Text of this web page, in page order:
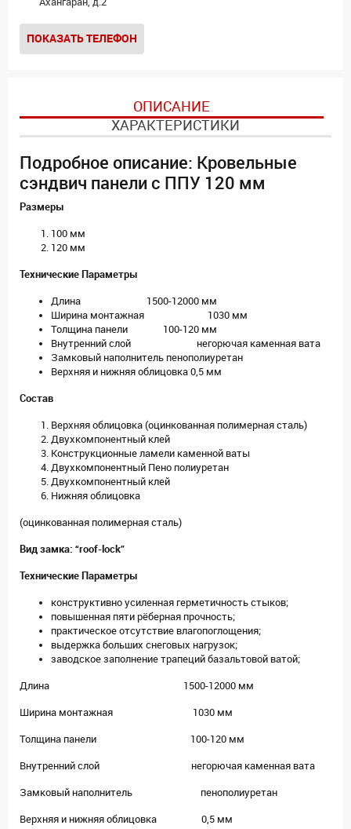
ПОКАЗАТЬ ТЕЛЕФОН
ОПИСАНИЕ
ХАРАКТЕРИСТИКИ
Подробное описание: Кровельные
сэндвич панели с ППУ 120 мм
Размеры
100 мм
120 мм
Технические Параметры
Длина 1500-12000 мм
Ширина монтажная 1030 мм
Толщина панели 100-120 мм
Внутренний слой негорючая каменная вата
Замковый наполнитель пенополиуретан
Верхняя и нижняя облицовка 0,5 мм
Состав
Верхняя облицовка (оцинкованная полимерная сталь)
Двухкомпонентный клей
Конструкционные ламели каменной ваты
Двухкомпонентный Пено полиуретан
Двухкомпонентный клей
Нижняя облицовка
(оцинкованная полимерная сталь)
Вид замка: “roof-lock”
Технические Параметры
конструктивно усиленная герметичность стыков;
повышенная пяти рёберная прочность;
практическое отсутствие влагопоглощения;
выдержка больших снеговых нагрузок;
заводское заполнение трапеций базальтовой ватой;
Длина 1500-12000 мм
Ширина монтажная 1030 мм
Толщина панели 100-120 мм
Внутренний слой негорючая каменная вата
Замковый наполнитель пенополиуретан
Верхняя и нижняя облицовка 0,5 мм